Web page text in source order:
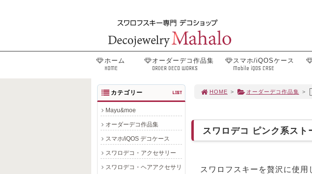
ホーム
HOME
オーダーデコ作品集
ORDER DECO WORKS
スマホ/iQOSケース
Mobile iQOS CASE
HOME > オーダーデコ作品集 >
スワロデコ ピンク系ス
スワロフスキーを贅沢に使
カテゴリー LIST
Mayu&moe
オーダーデコ作品集
スマホ/iQOS デコケース
スワロデコ・アクセサリー
スワロデコ・ヘアアクセサリ